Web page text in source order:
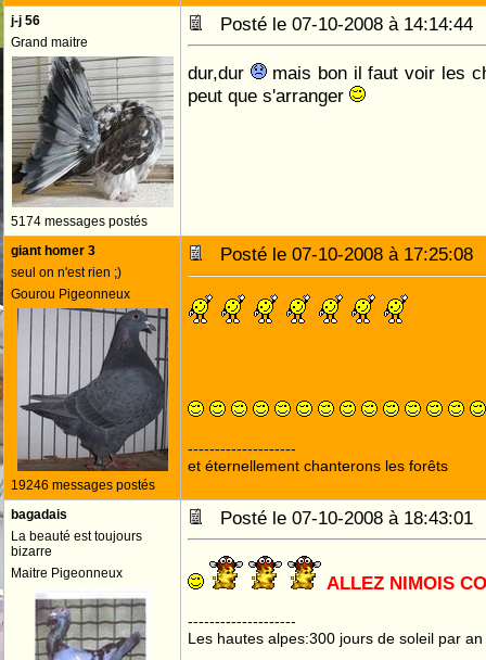
j-j 56
Grand maitre
5174 messages postés
Posté le 07-10-2008 à
dur,dur
mais bon il faut voir les
peut que s'arranger
giant homer 3
seul on n'est rien ;)
Gourou Pigeonneux
19246 messages postés
Posté le 07-10-2008 à
--------------------
et éternellement chanterons les forêts
bagadais
La beauté est toujours
bizarre
Maitre Pigeonneux
Posté le 07-10-2008 à
ALLEZ NIMOIS
--------------------
Les hautes alpes:300 jours de soleil par an